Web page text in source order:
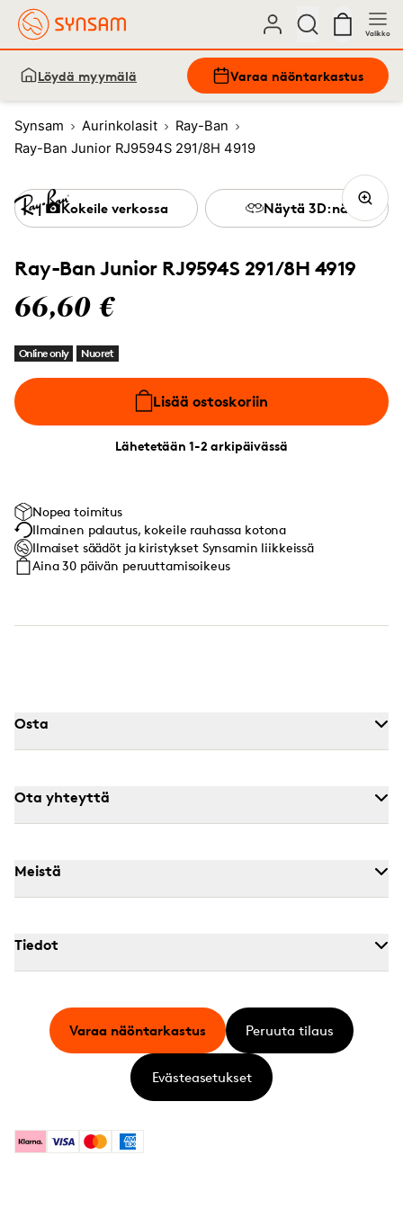
Valikko
Löydä myymälä Varaa näöntarkastus
Synsam Aurinkolasit
Ray-Ban
Ray-Ban Junior RJ9594S 291/8H 4919
Ray-Ban Junior RJ9594S 291/8H 4919
66,60 €
Online only Nuoret
Lisää ostoskoriin
Lähetetään 1-2 arkipäivässä
Kokeile verkossa Näytä 3D:nä
Nopea toimitus
Ilmainen palautus, kokeile rauhassa kotona
Ilmaiset säädöt ja kiristykset Synsamin liikkeissä
Aina 30 päivän peruuttamisoikeus
Osta
Ota yhteyttä
Meistä
Tiedot
KlarnaVisa MastercardAmerican Express
Varaa näöntarkastus Peruuta tilaus
Evästeasetukset